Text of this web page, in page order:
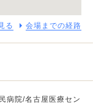
る 会場までの経路
病院/名古屋医療セン